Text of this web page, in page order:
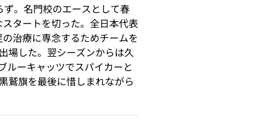
。名門校のエースとして春
タートを切った。全日本代表
治療に専念するためチームを
場した。翌シーズンからは久
ルーキャッツでスパイカーと
鷲旗を最後に惜しまれながら